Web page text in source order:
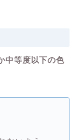
中等度以下の色